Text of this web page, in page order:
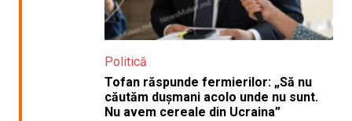
Politică
Tofan răspunde fermierilor: „Să nu
căutăm dușmani acolo unde nu sunt.
Nu avem cereale din Ucraina”